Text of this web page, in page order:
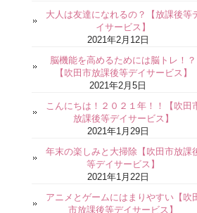
大人は友達になれるの？【放課後等
イサービス】
2021年2月12日
脳機能を高めるためには脳トレ！？
【吹田市放課後等デイサービス】
2021年2月5日
こんにちは！２０２１年！！【吹田
放課後等デイサービス】
2021年1月29日
年末の楽しみと大掃除【吹田市放課
等デイサービス】
2021年1月22日
アニメとゲームにはまりやすい【吹
市放課後等デイサービス】